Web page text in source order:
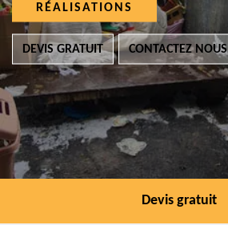
RÉALISATIONS
DEVIS GRATUIT CONTACTEZ NOUS
Devis gratuit